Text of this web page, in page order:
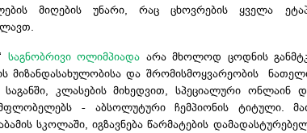
მიღების უნარი, რაც ცხოვრების ყველა
საგნობრივი ოლიმპიადა არა მხოლოდ ცოდნის
მიზანდასახულობისადა შრომისმოყვარეობის
კლასების მიხედვით, სპეციალური ონლაინ
- აბსოლუტური ჩემპიონის ტიტული.
სკოლაში, იგზავნება წარმატების